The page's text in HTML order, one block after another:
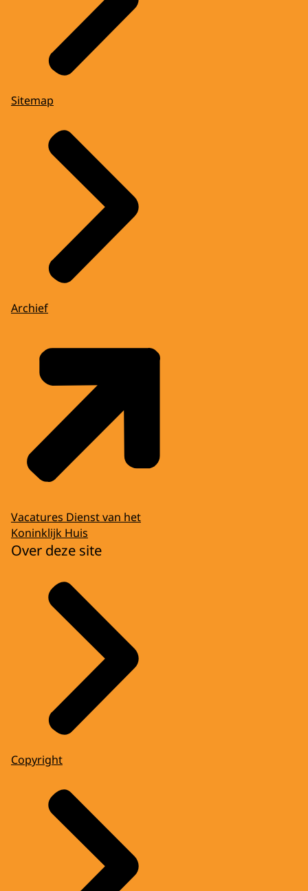
Sitemap
Archief
Vacatures Dienst van het
Koninklijk Huis
Over deze site
Copyright